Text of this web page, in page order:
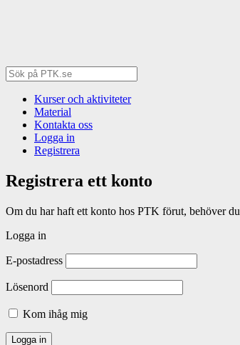
Kurser och aktiviteter
Material
Kontakta oss
Logga in
Registrera
Registrera ett konto
Om du har haft ett konto hos PTK förut, behöver du
Logga in
E-postadress
Lösenord
Kom ihåg mig